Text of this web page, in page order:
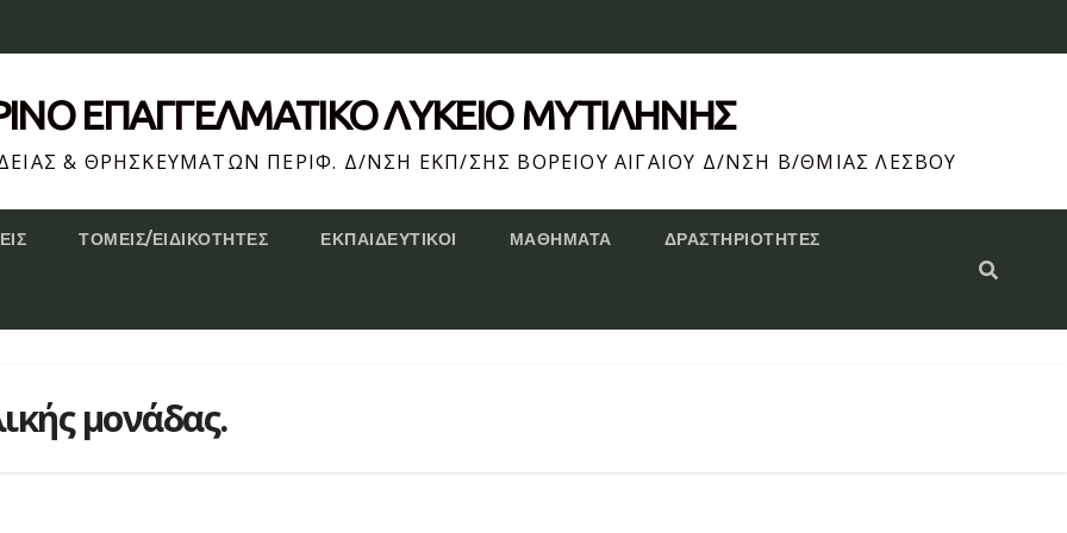
ΕΠΆΓΓΕΛΜΑΤΙΚΟ ΛΥΚΕΙΟ ΜΥΤΙΛΗΝΗΣ
& ΘΡΗΣΚΕΥΜΑΤΩΝ ΠΕΡΙΦ. Δ/ΝΣΗ ΕΚΠ/ΣΗΣ ΒΟΡΕΙΟΥ ΑΙΓΑΙΟΥ Δ/ΝΣΗ Β/ΘΜΙΑΣ ΛΕΣΒΟΥ
ΤΟΜΕΊΣ/ΕΙΔΙΚΌΤΗΤΕΣ ΕΚΠΑΙΔΕΥΤΙΚΟΊ ΜΑΘΗΜΑΤΑ ΔΡΑΣΤΗΡΙΌΤΗΤΕΣ
μονάδας.